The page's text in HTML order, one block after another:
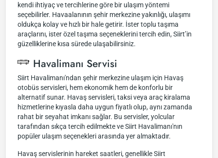
kendi ihtiyaç ve tercihlerine göre bir ulaşım yöntemi
seçebilirler. Havaalanının şehir merkezine yakınlığı, ulaşımı
oldukça kolay ve hızlı bir hale getirir. İster toplu taşıma
araçlarını, ister özel taşıma seçeneklerini tercih edin, Siirt’in
güzelliklerine kısa sürede ulaşabilirsiniz.
Havalimanı Servisi
Siirt Havalimanı'ndan şehir merkezine ulaşım için Havaş
otobüs servisleri, hem ekonomik hem de konforlu bir
alternatif sunar. Havaş servisleri, taksi veya araç kiralama
hizmetlerine kıyasla daha uygun fiyatlı olup, aynı zamanda
rahat bir seyahat imkanı sağlar. Bu servisler, yolcular
tarafından sıkça tercih edilmekte ve Siirt Havalimanı'nın
popüler ulaşım seçenekleri arasında yer almaktadır.
Havaş servislerinin hareket saatleri, genellikle Siirt